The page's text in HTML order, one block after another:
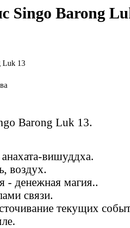
Singo Barong
Luk 13
Barong Luk 13.
вишуддха.
воздух.
- денежная магия..
связи.
текущих